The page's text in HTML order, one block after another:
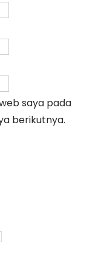
saya pada
berikutnya.